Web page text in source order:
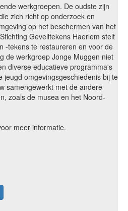
werkgroepen. De oudste zijn
zich richt op onderzoek en
op het beschermen van het
Gevelltekens Haerlem stelt
-tekens te restaureren en voor de
de werkgroep Jonge Muggen niet
diverse educatieve programma's
jeugd omgevingsgeschiedenis bij te
samengewerkt met de andere
zoals de musea en het Noord-
meer informatie.